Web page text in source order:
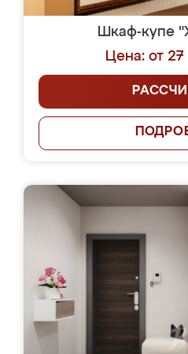
Шкаф-купе
Цена: от